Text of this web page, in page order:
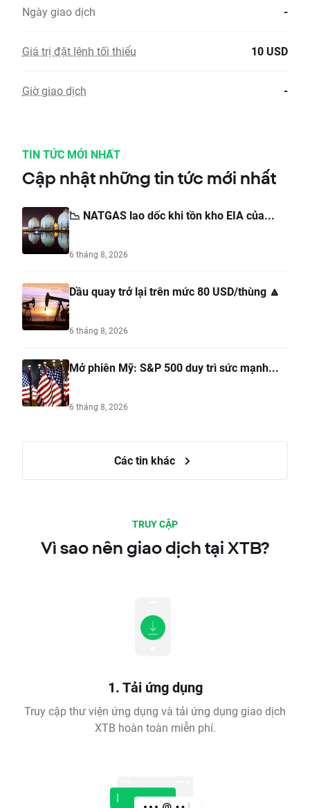
Ngày giao dịch -
Giá trị đặt lệnh tối thiểu 10 USD
Giờ giao dịch -
TIN TỨC MỚI NHẤT
Cập nhật những tin tức mới nhất
📉 NATGAS lao dốc khi tồn kho EIA của...
6 tháng 8, 2026
Dầu quay trở lại trên mức 80 USD/thùng 🔼
6 tháng 8, 2026
Mở phiên Mỹ: S&P 500 duy trì sức mạnh...
6 tháng 8, 2026
Các tin khác
TRUY CẬP
Vì sao nên giao dịch tại XTB?
1. Tải ứng dụng
Truy cập thư viện ứng dụng và tải ứng dụng giao dịch
XTB hoàn toàn miễn phí.